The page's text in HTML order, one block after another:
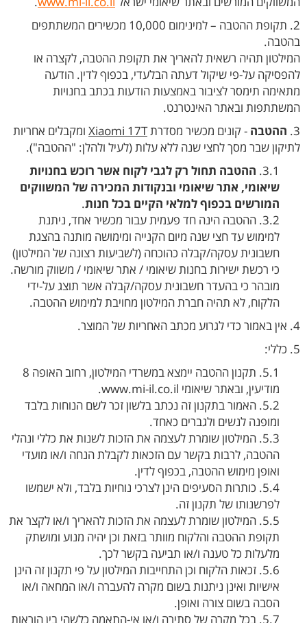
2. תקופת ההטבה – למינימום 10,000 מכשירים המשתתפים
בהטבה.
המילטון תהיה רשאית להאריך את תקופת ההטבה, לקצרה או
להפסיקה על-פי שיקול דעתה הבלעדי, בכפוף לדין. הודעה
מתאימה תימסר לציבור באמצעות הודעות בכתב בחנויות
המשתתפות ובאתר האינטרנט.
3. ההטבה - קונים מכשיר מסדרתXiaomi 17T ומקבלים אחריות
לתיקון שבר מסך לחצי שנה ללא עלות (לעיל ולהלן: "ההטבה").
3.1. ההטבה תחול רק לגבי לקוח אשר רוכש בחנויות
שיאומי, אתר שיאומי ובנקודות המכירה של המשווקים
המורשים בכפוף למלאי הקיים בכל חנות.
3.2. ההטבה הינה חד פעמית עבור מכשיר אחד, ניתנת
למימוש עד חצי שנה מיום הקנייה ומימושה מותנה בהצגת
חשבונית עסקה/קבלה כהוכחה (לשביעות רצונה של המילטון)
כי רכשת ישירות בחנות שיאומי / אתר שיאומי / משווק מורשה.
מובהר כי בהעדר חשבונית עסקה/קבלה אשר תוצג על-ידי
הלקוח, לא תהיה חברת המילטון מחויבת למימוש ההטבה.
4. אין באמור כדי לגרוע מכתב האחריות של המוצר.
5. כללי:
5.1. תקנון ההטבה יימצא במשרדי המילטון, רחוב האופה 8
מודיעין, ובאתר שיאומי www.mi-il.co.il.
5.2. האמור בתקנון זה נכתב בלשון זכר לשם הנוחות בלבד
ומופנה לנשים ולגברים כאחד.
5.3. המילטון שומרת לעצמה את הזכות לשנות את כללי ונהלי
ההטבה, לרבות בקשר עם הזכאות לקבלת הנחה ו/או מועדי
ואופן מימוש ההטבה, בכפוף לדין.
5.4. כותרות הסעיפים הינן לצרכי נוחיות בלבד, ולא ישמשו
לפרשנותו של תקנון זה.
5.5. המילטון שומרת לעצמה את הזכות להאריך ו/או לקצר את
תקופת ההטבה והלקוח מוותר בזאת וכן יהיה מנוע ומושתק
מלעלות כל טענה ו/או תביעה בקשר לכך.
5.6. זכאות הלקוח וכן התחייבות המילטון על פי תקנון זה הינן
אישיות ואינן ניתנות בשום מקרה להעברה ו/או המחאה ו/או
הסבה בשום צורה ואופן.
5.7. בכל מקרה של סתירה ו/או אי-התאמה כלשהי בין הוראות